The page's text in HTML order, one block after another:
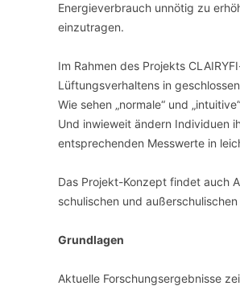
Energieverbrauch unnötig zu
einzutragen.
Im Rahmen des Projekts
Lüftungsverhaltens in
Wie sehen „normale“ und
Und inwieweit ändern Individuen
entsprechenden Messwerte in
Das Projekt-Konzept findet auch
schulischen und
Grundlagen
Aktuelle Forschungsergebnisse